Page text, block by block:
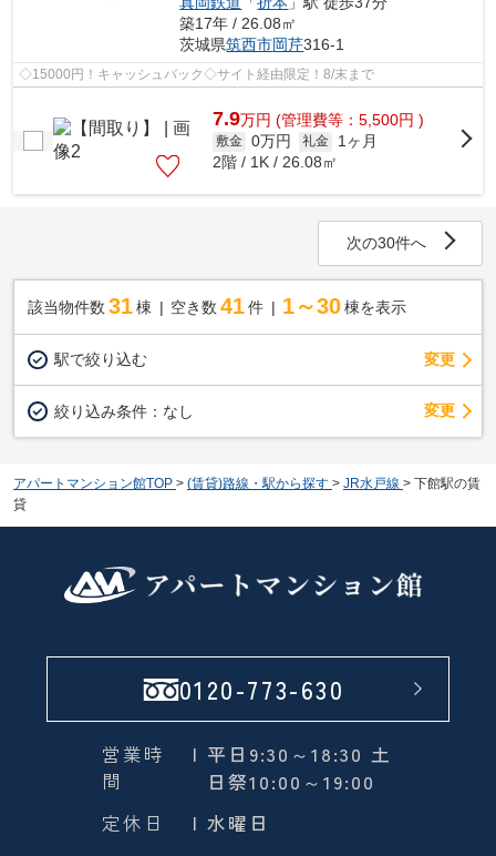
築17年 / 26.08㎡
茨城県筑西市岡芹316-1
◇15000円！キャッシュバック◇サイト経由限定！8/末まで
7.9万円 (管理費等：5,500円 )
敷金 0万円 礼金
1ヶ月
2階 / 1K / 26.08㎡
次の30件へ
該当物件数 31棟 空き数 41 件 1～30 棟を表示
駅で絞り込む 変更
絞り込み条件： なし 変更
アパートマンション館TOP > (賃貸)路線・駅から探す > JR水戸線 > 下館駅の賃
貸
0120-773-630
営業時
間
| 平日9:30～18:30 土
日祭10:00～19:00
定休日
| 水曜日